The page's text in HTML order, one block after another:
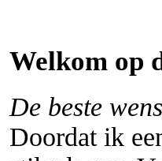
Welkom op
De beste
Doordat ik
Stylerchristian louboutin